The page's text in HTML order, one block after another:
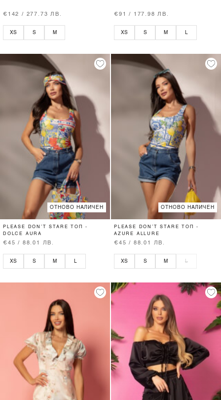
€142 / 277.73 ЛВ.
XS S M
€91 / 177.98 ЛВ.
XS S M L
ОТНОВО НАЛИЧЕН
PLEASE DON’T STARE ТОП -
DOLCE AURA
€45 / 88.01 ЛВ.
XS S M
ОТНОВО НАЛИЧЕН
PLEASE DON’T STARE ТОП -
AZURE ALLURE
€45 / 88.01 ЛВ.
XS S M L